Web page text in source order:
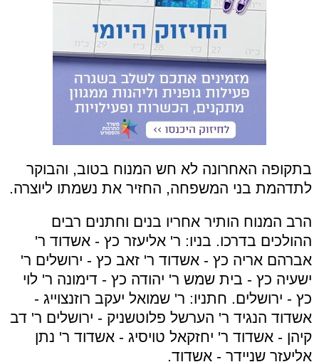
בתקופה האחרונה לא חש המנוח בטוב, והבוקר
לתדהמת בני המשפחה, החזיר את נשמתו ליוצרה.
הרב המנוח הותיר אחריו בנים וחתנים רבים
ההולכים בדרכו. בניו: ר' אליעזר כץ - אשדוד ר'
אברהם אריה כץ - אשדוד ר' זאב כץ - ירושלים ר'
ישעיה כץ - בית שמש ר' יהודה כץ - דימונה ר' לוי
כץ - ירושלים. חתניו: ר' שמואל יעקב רוזנצוייג -
אשדוד הנגיד ר' הערשל פלוטשניק - ירושלים ר' דב
קיהן - אשדוד ר' יחזקאל טויסיג - אשדוד ר' נתן
אליעזר שניידר - אשדוד.